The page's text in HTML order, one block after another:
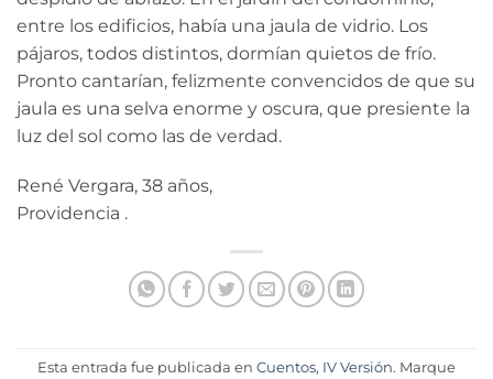
entre los edificios, había una jaula de vidrio. Los
pájaros, todos distintos, dormían quietos de frío.
Pronto cantarían, felizmente convencidos de que su
jaula es una selva enorme y oscura, que presiente la
luz del sol como las de verdad.
René Vergara, 38 años,
Providencia .
Esta entrada fue publicada en Cuentos, IV Versión. Marque